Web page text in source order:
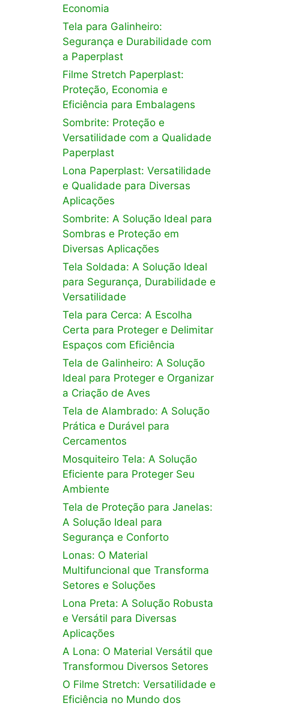
Economia
Tela para Galinheiro:
Segurança e Durabilidade com
a Paperplast
Filme Stretch Paperplast:
Proteção, Economia e
Eficiência para Embalagens
Sombrite: Proteção e
Versatilidade com a Qualidade
Paperplast
Lona Paperplast: Versatilidade
e Qualidade para Diversas
Aplicações
Sombrite: A Solução Ideal para
Sombras e Proteção em
Diversas Aplicações
Tela Soldada: A Solução Ideal
para Segurança, Durabilidade e
Versatilidade
Tela para Cerca: A Escolha
Certa para Proteger e Delimitar
Espaços com Eficiência
Tela de Galinheiro: A Solução
Ideal para Proteger e Organizar
a Criação de Aves
Tela de Alambrado: A Solução
Prática e Durável para
Cercamentos
Mosquiteiro Tela: A Solução
Eficiente para Proteger Seu
Ambiente
Tela de Proteção para Janelas:
A Solução Ideal para
Segurança e Conforto
Lonas: O Material
Multifuncional que Transforma
Setores e Soluções
Lona Preta: A Solução Robusta
e Versátil para Diversas
Aplicações
A Lona: O Material Versátil que
Transformou Diversos Setores
O Filme Stretch: Versatilidade e
Eficiência no Mundo dos